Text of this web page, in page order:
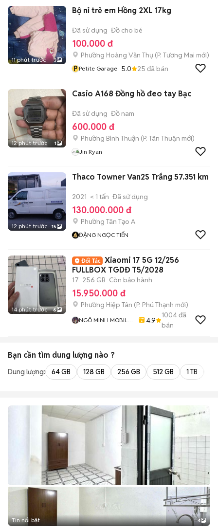
11 phút trước 3
Bộ nỉ trẻ em Hồng 2XL 17kg
Đã sử dụng Đồ cho bé
100.000 đ
Phường Hoàng Văn Thụ (P. Tương Mai mới)
P Petite Garage 5.0 25 đã bán
12 phút trước 1
Casio A168 Đồng hồ đeo tay Bạc
Đã sử dụng Đồ nam
600.000 đ
Phường Bình Thuận (P. Tân Thuận mới)
Jin Ryan
12 phút trước 15
Thaco Towner Van2S Trắng 57.351 km
2021 < 1 tấn Đã sử dụng
130.000.000 đ
Phường Tân Tạo A
ĐẶNG NGỌC TIẾN
14 phút trước 6
Xiaomi 17 5G 12/256
FULLBOX TGDĐ T5/2028
17 256 GB Còn bảo hành
15.950.000 đ
Phường Hiệp Tân (P. Phú Thạnh mới)
NGÔ MINH MOBILE
4.9
1004đã
bán
Bạn cần tìm dung lượng nào ?
Dung lượng: 64 GB 128 GB 256 GB 512 GB 1 TB
Tin nổi bật 4